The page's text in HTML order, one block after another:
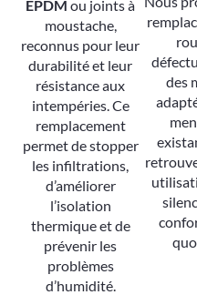
EPDM ou joints à
moustache,
reconnus pour leur
durabilité et leur
résistance aux
intempéries. Ce
remplacement
permet de stopper
les infiltrations,
d’améliorer
l’isolation
thermique et de
prévenir les
problèmes
d’humidité.
des